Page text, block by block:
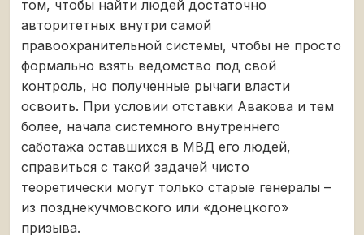
том, чтобы найти людей достаточно
авторитетных внутри самой
правоохранительной системы, чтобы не просто
формально взять ведомство под свой
контроль, но полученные рычаги власти
освоить. При условии отставки Авакова и тем
более, начала системного внутреннего
саботажа оставшихся в МВД его людей,
справиться с такой задачей чисто
теоретически могут только старые генералы –
из позднекучмовского или «донецкого»
призыва.